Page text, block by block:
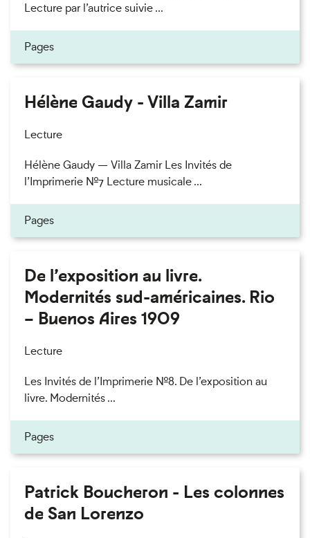
Lecture par l’autrice suivie ...
Pages
Hélène Gaudy - Villa Zamir
Lecture
Hélène Gaudy — Villa Zamir Les Invités de
l’Imprimerie n°7 Lecture musicale ...
Pages
De l’exposition au livre.
Modernités sud-américaines. Rio
– Buenos Aires 1909
Lecture
Les Invités de l’Imprimerie n°8. De l’exposition au
livre. Modernités ...
Pages
Patrick Boucheron - Les colonnes
de San Lorenzo